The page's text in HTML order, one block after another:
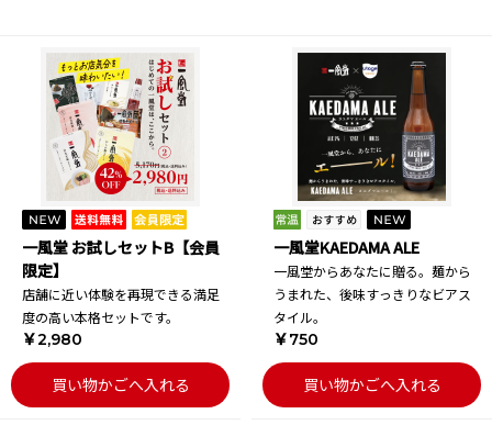
一風堂 お試しセットB【会員
限定】
店舗に近い体験を再現できる満足
度の高い本格セットです。
￥2,980
買い物かごへ入れる
一風堂KAEDAMA ALE
一風堂からあなたに贈る。麺から
うまれた、後味すっきりなビアス
タイル。
￥750
買い物かごへ入れる